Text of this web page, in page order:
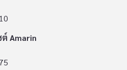
Amarin